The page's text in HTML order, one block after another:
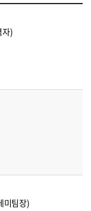
자)
미팀장)